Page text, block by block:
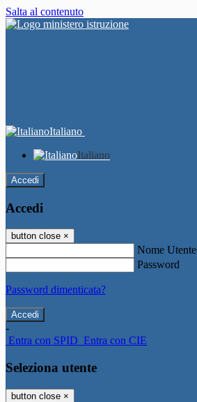
Salta al contenuto
Italiano
Italiano
Accedi
Accedi
button close ×
Nome Utente
Password
Password dimenticata?
-
Entra con SPID Entra con CIE
Seleziona utente
button close ×